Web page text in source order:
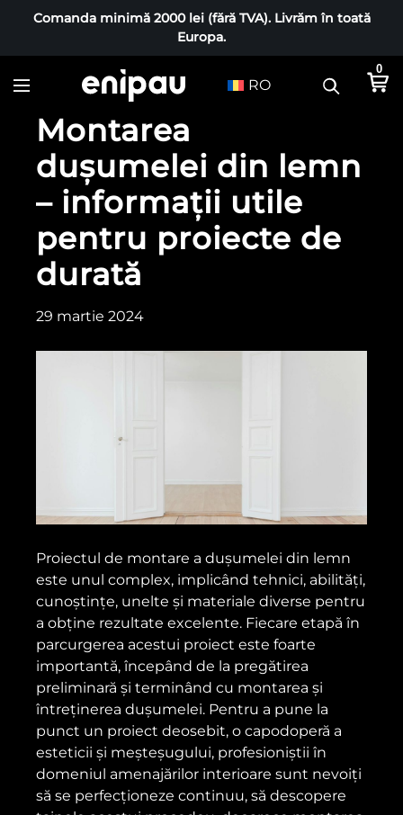
Comanda minimă 2000 lei (fără TVA). Livrăm în toată
Europa.
RO
0
Montarea
dușumelei din lemn
– informații utile
pentru proiecte de
durată
29 martie 2024
Proiectul de montare a dușumelei din lemn
este unul complex, implicând tehnici, abilități,
cunoștințe, unelte și materiale diverse pentru
a obține rezultate excelente. Fiecare etapă în
parcurgerea acestui proiect este foarte
importantă, începând de la pregătirea
preliminară și terminând cu montarea și
întreținerea dușumelei. Pentru a pune la
punct un proiect deosebit, o capodoperă a
esteticii și meșteșugului, profesioniștii în
domeniul amenajărilor interioare sunt nevoiți
să se perfecționeze continuu, să descopere